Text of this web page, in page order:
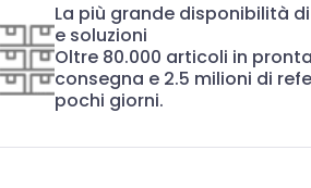
La più grande disponibilità
e soluzioni
Oltre 80.000 articoli in pronta
consegna e 2.5 milioni di
pochi giorni.